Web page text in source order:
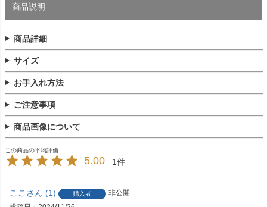
商品説明
商品詳細
サイズ
お手入れ方法
ご注意事項
商品画像について
5.00 1
ここ 1 購入者
非公開